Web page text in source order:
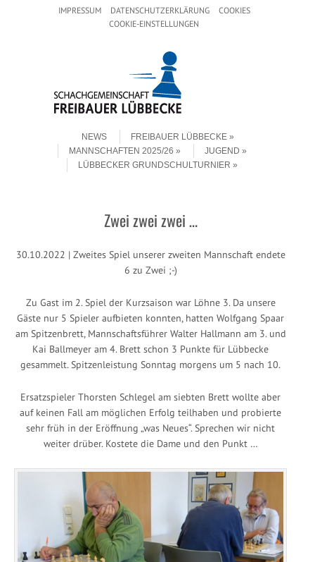
IMPRESSUM DATENSCHUTZERKLÄRUNG
COOKIES
COOKIE-EINSTELLUNGEN
NEWS
FREIBAUER LÜBBECKE
MANNSCHAFTEN 2025/26
JUGEND
LÜBBECKER GRUNDSCHULTURNIER
Zwei zwei zwei …
30.10.2022 | Zweites Spiel unserer zweiten Mannschaft endete
6 zu Zwei ;-)
Zu Gast im 2. Spiel der Kurzsaison war Löhne 3. Da unsere
Gäste nur 5 Spieler aufbieten konnten, hatten Wolfgang Spaar
am Spitzenbrett, Mannschaftsführer Walter Hallmann am 3. und
Kai Ballmeyer am 4. Brett schon 3 Punkte für Lübbecke
gesammelt. Spitzenleistung Sonntag morgens um 5 nach 10.
Ersatzspieler Thorsten Schlegel am siebten Brett wollte aber
auf keinen Fall am möglichen Erfolg teilhaben und probierte
sehr früh in der Eröffnung „was Neues“. Sprechen wir nicht
weiter drüber. Kostete die Dame und den Punkt …